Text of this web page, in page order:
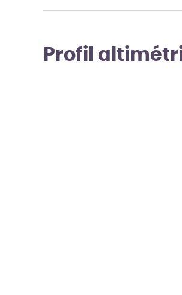
Profil